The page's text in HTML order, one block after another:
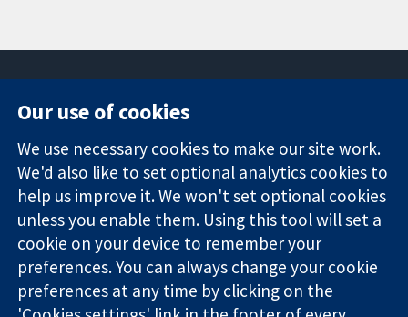
Trusted
evidence.
Informed
decisions.
Better health.
Square
London
W1G 0AN
ஐக்கிய
இராச்சியம்
News
Press office
About us
Jobs
Cochrane
Library
Our use of cookies
We use necessary cookies to make our site work.
We'd also like to set optional analytics cookies to
help us improve it. We won't set optional cookies
unless you enable them. Using this tool will set a
cookie on your device to remember your
preferences. You can always change your cookie
preferences at any time by clicking on the